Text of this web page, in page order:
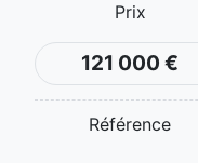
Prix
121 000 €
Référence